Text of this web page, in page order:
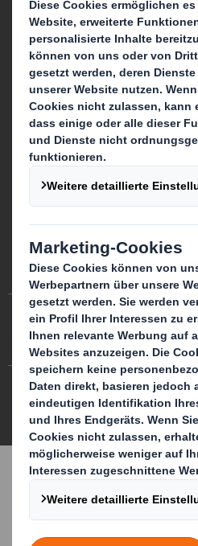
Folgen Sie uns
Cookie-Präferenzen
Modern Slavery
DS Smith 2026. Alle
3.7.0.276